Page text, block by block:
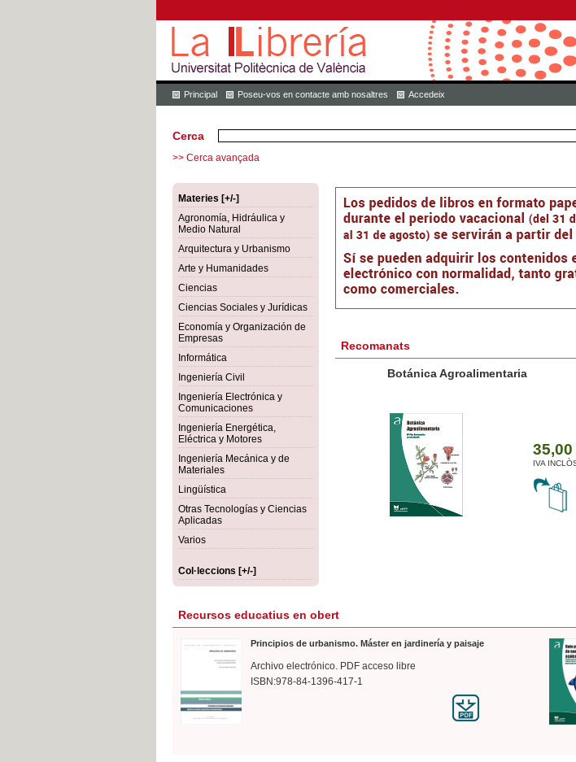
Principal Poseu-vos en contacte amb nosaltres Accedeix
Cerca
>> Cerca avançada
Materies [+/-]
Agronomía, Hidráulica y
Medio Natural
Arquitectura y Urbanismo
Arte y Humanidades
Ciencias
Ciencias Sociales y Jurídicas
Economía y Organización de
Empresas
Informática
Ingeniería Civil
Ingeniería Electrónica y
Comunicaciones
Ingeniería Energética,
Eléctrica y Motores
Ingeniería Mecánica y de
Materiales
Lingüística
Otras Tecnologías y Ciencias
Aplicadas
Varios
Col·leccions [+/-]
Recomanats
Botánica Agroalimentaria
35,00 €
IVA INCLÒS
Recursos educatius en obert
Principios de urbanismo. Máster en jardinería y paisaje
Archivo electrónico. PDF acceso libre
ISBN:978-84-1396-417-1